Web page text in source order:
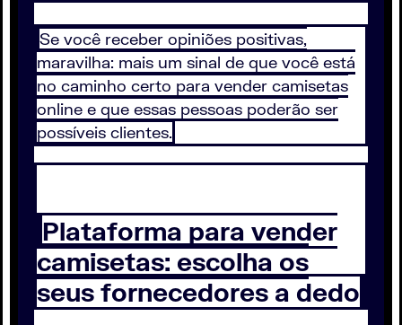
Se você receber opiniões positivas,
maravilha: mais um sinal de que você está
no caminho certo para vender camisetas
online e que essas pessoas poderão ser
possíveis clientes.
Plataforma para vender
camisetas: escolha os
seus fornecedores a dedo